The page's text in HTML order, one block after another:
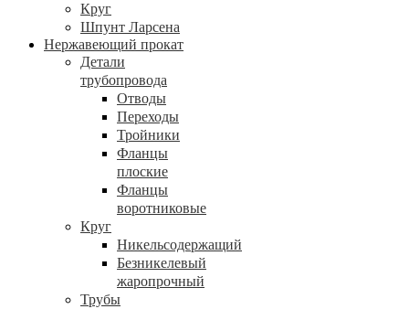
Круг
Шпунт Ларсена
Нержавеющий прокат
Детали
трубопровода
Отводы
Переходы
Тройники
Фланцы
плоские
Фланцы
воротниковые
Круг
Никельсодержащий
Безникелевый
жаропрочный
Трубы